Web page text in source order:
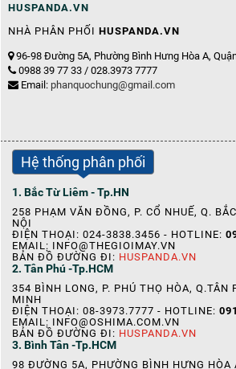
HUSPANDA.VN
NHÀ PHÂN PHỐI HUSPANDA.VN
96-98 Đường 5A, Phường Bình Hưng Hòa A,
0988 39 77 33 / 028.3973 7777
Email: phanquochung@gmail.com
Hệ thống phân phối
1. Bắc Từ Liêm - Tp.HN
258 PHẠM VĂN ĐỒNG, P. CỔ NHUẾ, Q.
NỘI
ĐIỆN THOẠI: 024-3838.3456 - HOTLINE:
EMAIL: INFO@THEGIOIMAY.VN
BẢN ĐỒ ĐƯỜNG ĐI: HUSPANDA.VN
2. Tân Phú -Tp.HCM
354 BÌNH LONG, P. PHÚ THỌ HÒA, Q.TÂN
MINH
ĐIỆN THOẠI: 08-3973.7777 - HOTLINE:
EMAIL: INFO@OSHIMA.COM.VN
BẢN ĐỒ ĐƯỜNG ĐI: HUSPANDA.VN
3. Bình Tân -Tp.HCM
98 ĐƯỜNG 5A, PHƯỜNG BÌNH HƯNG HÒA